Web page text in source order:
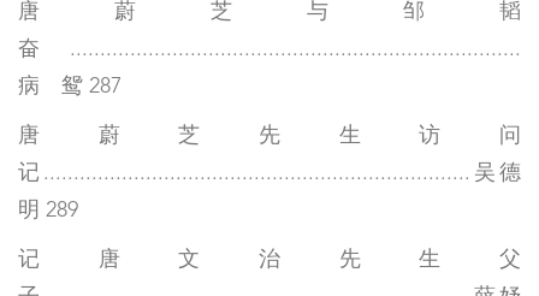
唐蔚芝与邹韬
奋...........................................................................
病 鸳 287
唐蔚芝先生访问
记.......................................................................吴德
明 289
记唐文治先生父